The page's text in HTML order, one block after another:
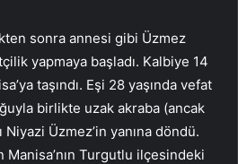
sonra annesi gibi Üzmez
yapmaya başladı. Kalbiye 14
taşındı. Eşi 28 yaşında vefat
birlikte uzak akraba (ancak
Niyazi Üzmez’in yanına döndü.
Manisa’nın Turgutlu ilçesindeki